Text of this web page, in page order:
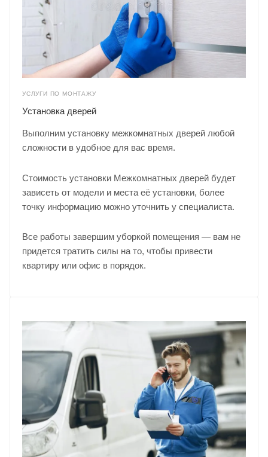
УСЛУГИ ПО МОНТАЖУ
Установка дверей
Выполним установку межкомнатных дверей любой
сложности в удобное для вас время.
Стоимость установки Межкомнатных дверей будет
зависеть от модели и места её установки, более
точку информацию можно уточнить у специалиста.
Все работы завершим уборкой помещения — вам не
придется тратить силы на то, чтобы привести
квартиру или офис в порядок.